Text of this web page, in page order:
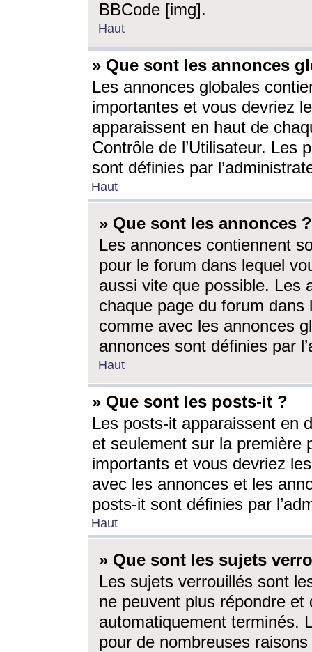
BBCode [img].
Haut
» Que sont les annonces
Les annonces globales
importantes et vous devriez
apparaissent en haut de
Contrôle de l’Utilisateur. Les
sont définies par
Haut
» Que sont les annonces ?
Les annonces contiennent
pour le forum dans lequel
aussi vite que possible. Les
chaque page du forum dans
comme avec les annonces
annonces sont définies par
Haut
» Que sont les posts-it ?
Les posts-it apparaissent en
et seulement sur la première
importants et vous devriez
avec les annonces et les
posts-it sont définies par
Haut
» Que sont les sujets
Les sujets verrouillés sont
ne peuvent plus répondre
automatiquement terminés.
pour de nombreuses